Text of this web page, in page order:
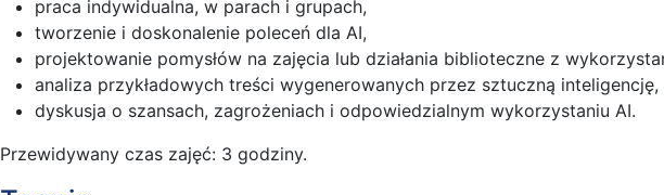
praca indywidualna, w parach i grupach,
tworzenie i doskonalenie poleceń dla AI,
projektowanie pomysłów na zajęcia lub działania biblioteczne z
analiza przykładowych treści wygenerowanych przez sztuczną inteligencję,
dyskusja o szansach, zagrożeniach i odpowiedzialnym wykorzystaniu AI.
Przewidywany czas zajęć: 3 godziny.